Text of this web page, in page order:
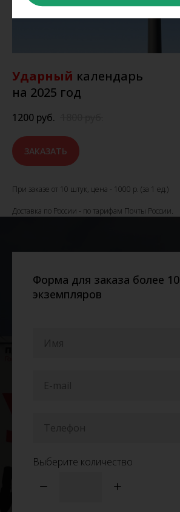
Ударный календарь
на 2025 год
1200 руб.
ЗАКАЗАТЬ
При заказе от 10 штук, цена - 1000 р. (за 1 ед.)
Доставка по России - по тарифам Почты России.
Форма для заказа более 10
экземпляров
Выберите количество